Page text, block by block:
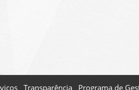
Transparência Programa de